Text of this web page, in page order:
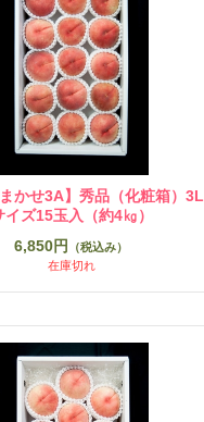
かせ3A】秀品（化粧箱）3L
イズ15玉入（約4㎏）
6,850円
（税込み）
在庫切れ